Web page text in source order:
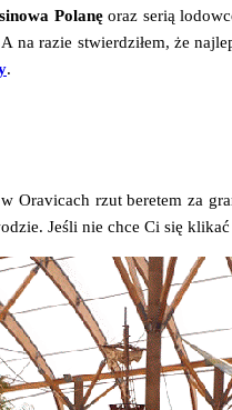
Pola­nęoraz serią
na razie stwier­dzi­łem, że
.
Ora­vi­cach rzut bere­tem za
Jeśli nie chce Ci się